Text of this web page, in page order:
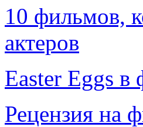
10 фильмов,
актеров
Easter Eggs
Рецензия на